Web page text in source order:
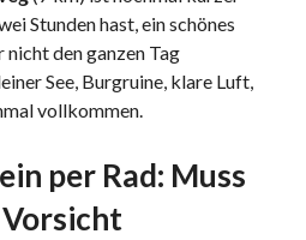
Stunden hast, ein schönes
den ganzen Tag
See, Burgruine, klare Luft,
vollkommen.
per Rad: Muss